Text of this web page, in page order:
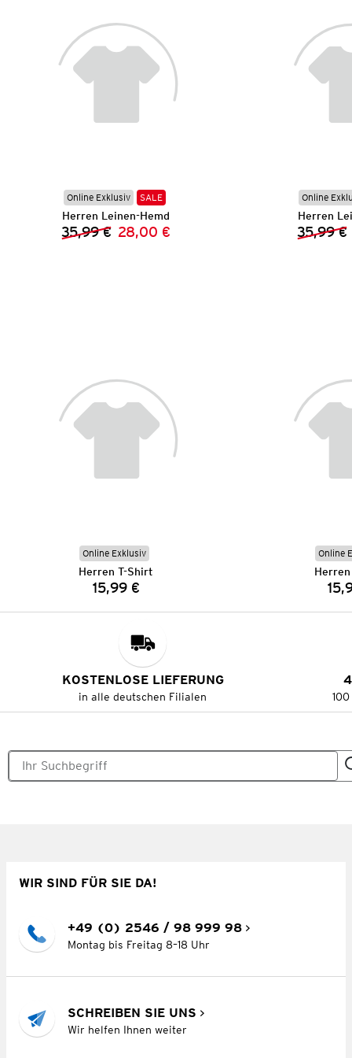
Online Exklusiv SALE
Herren Leinen-Hemd
Vorheriger Preis:
35,99 € Neuer Preis:
28,00 €
Online
Herren
35,99 €
Online Exklusiv
Herren T-Shirt
Preis:
15,99 €
Online
KOSTENLOSE LIEFERUNG
in alle deutschen Filialen
WIR SIND FÜR SIE DA!
+49 (0) 2546 / 98 999 98
Montag bis Freitag 8–18 Uhr
SCHREIBEN SIE UNS
Wir helfen Ihnen weiter